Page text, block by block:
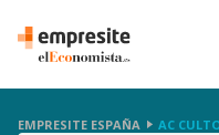
EMPRESITE ESPAÑA AC